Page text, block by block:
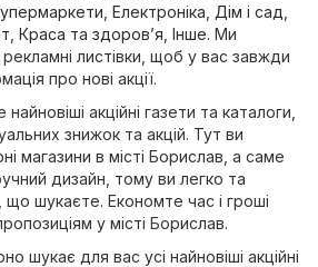
Електроніка Дім і сад
Краса та здоров’я Інше. Ми
листівки, щоб у вас завжди
про нові акції.
акційні газети та каталоги,
знижок та акцій. Тут ви
магазини в місті Борислав, а саме
дизайн, тому ви легко та
шукаєте. Економте час і гроші
у місті Борислав.
шукає для вас усі найновіші акційні